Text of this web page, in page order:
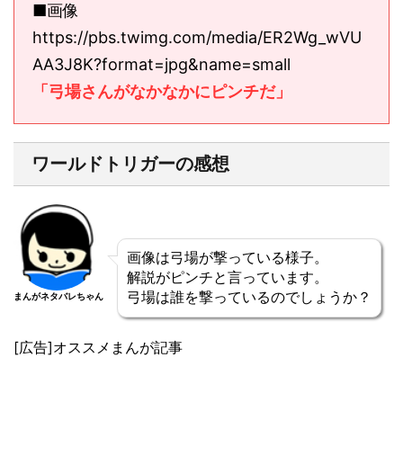
■画像
https://pbs.twimg.com/media/ER2Wg_wVU
AA3J8K?format=jpg&name=small
「弓場さんがなかなかにピンチだ」
ワールドトリガーの感想
まんがネタバレちゃん
画像は弓場が撃っている様子。
解説がピンチと言っています。
弓場は誰を撃っているのでしょうか？
[広告]オススメまんが記事